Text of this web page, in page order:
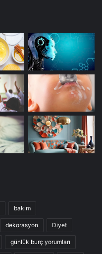
bakım
dekorasyon Diyet
günlük burç yorumları